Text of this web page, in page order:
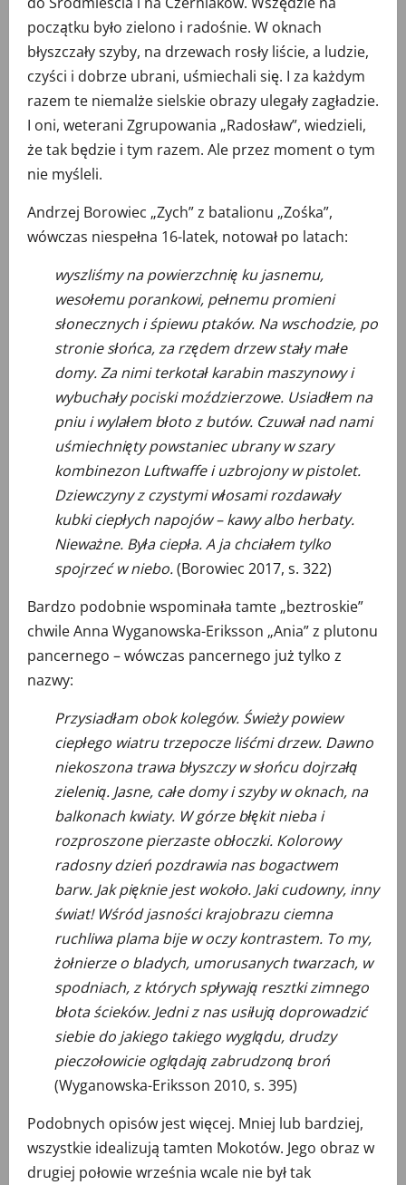
początku było zielono i radośnie. W oknach
błyszczały szyby, na drzewach rosły liście, a ludzie,
czyści i dobrze ubrani, uśmiechali się. I za każdym
razem te niemalże sielskie obrazy ulegały zagładzie.
I oni, weterani Zgrupowania „Radosław”, wiedzieli,
że tak będzie i tym razem. Ale przez moment o tym
nie myśleli.
Andrzej Borowiec „Zych” z batalionu „Zośka”,
wówczas niespełna 16-latek, notował po latach:
wyszliśmy na powierzchnię ku jasnemu,
wesołemu porankowi, pełnemu promieni
słonecznych i śpiewu ptaków. Na wschodzie, po
stronie słońca, za rzędem drzew stały małe
domy. Za nimi terkotał karabin maszynowy i
wybuchały pociski moździerzowe. Usiadłem na
pniu i wylałem błoto z butów. Czuwał nad nami
uśmiechnięty powstaniec ubrany w szary
kombinezon Luftwaffe i uzbrojony w pistolet.
Dziewczyny z czystymi włosami rozdawały
kubki ciepłych napojów – kawy albo herbaty.
Nieważne. Była ciepła. A ja chciałem tylko
spojrzeć w niebo.(Borowiec 2017, s. 322)
Bardzo podobnie wspominała tamte „beztroskie”
chwile Anna Wyganowska-Eriksson „Ania” z plutonu
pancernego – wówczas pancernego już tylko z
nazwy:
Przysiadłam obok kolegów. Świeży powiew
ciepłego wiatru trzepocze liśćmi drzew. Dawno
niekoszona trawa błyszczy w słońcu dojrzałą
zielenią. Jasne, całe domy i szyby w oknach, na
balkonach kwiaty. W górze błękit nieba i
rozproszone pierzaste obłoczki. Kolorowy
radosny dzień pozdrawia nas bogactwem
barw. Jak pięknie jest wokoło. Jaki cudowny, inny
świat! Wśród jasności krajobrazu ciemna
ruchliwa plama bije w oczy kontrastem. To my,
żołnierze o bladych, umorusanych twarzach, w
spodniach, z których spływają resztki zimnego
błota ścieków. Jedni z nas usiłują doprowadzić
siebie do jakiego takiego wyglądu, drudzy
pieczołowicie oglądają zabrudzoną broń
(Wyganowska-Eriksson 2010, s. 395)
Podobnych opisów jest więcej. Mniej lub bardziej,
wszystkie idealizują tamten Mokotów. Jego obraz w
drugiej połowie września wcale nie był tak